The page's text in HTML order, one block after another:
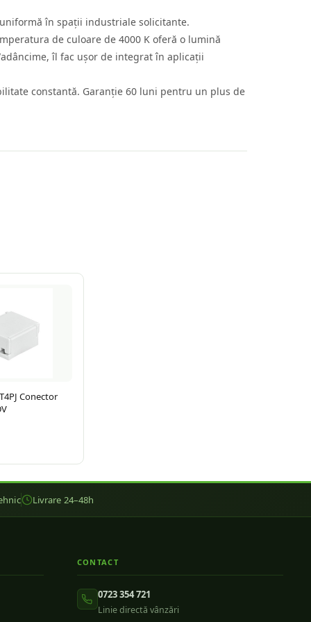
uniformă în spații industriale solicitante.
de culoare de 4000 K oferă o lumină
îl fac ușor de integrat în aplicații
constantă. Garanție 60 luni pentru un plus de
Conector
Livrare 24–48h
CONTACT
0723 354 721
Linie directă vânzări